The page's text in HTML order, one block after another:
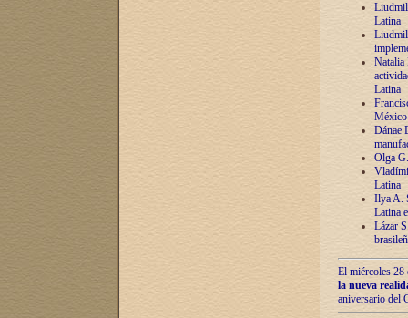
Latina
Natalia
Latina
México
Dánae
Olga
Latina
Ilya A.
Latina
Lázar
El miércoles 28
la nueva
aniversario del